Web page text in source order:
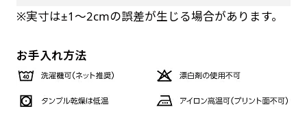
※実寸は±1〜2cmの誤差が生じる場合があります。
お手入れ方法
幕の製作をお楽しみください
レギュラーのれんスリムは横幕の上部にチチを5
か所つけて疑似的にのれんのような幕をつくりま
る場所でのぼり旗を使用する際に推奨されてい
ます。防炎加工によってのぼり旗が炎に触れても
燃えにくくなります。（燃えるというより溶け
るに近くなるイメージ）一般的な方法は、旗の
素材に特殊な化学薬品を使用して延焼を抑えま